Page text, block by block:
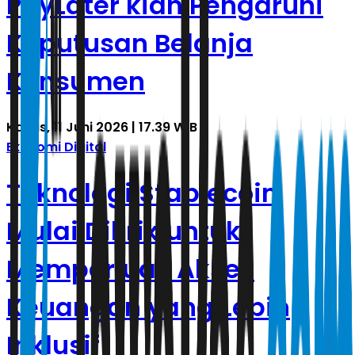
Keputusan Belanja
Konsumen
Kamis, 11 Juni 2026 | 17.39 WIB
Ekonomi Digital
Teknologi Stablecoin
Mulai Dilirik untuk
Memperluas Akses
Keuangan yang Lebih
Inklusif